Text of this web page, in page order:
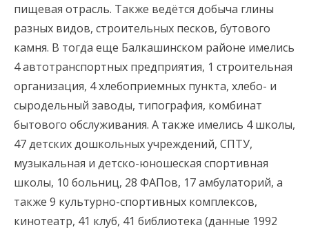
пищевая отрасль. Также ведётся добыча глины
разных видов, строительных песков, бутового
камня. В тогда еще Балкашинском районе имелись
4 автотранспортных предприятия, 1 строительная
организация, 4 хлебоприемных пункта, хлебо- и
сыродельный заводы, типография, комбинат
бытового обслуживания. А также имелись 4 школы,
47 детских дошкольных учреждений, СПТУ,
музыкальная и детско-юношеская спортивная
школы, 10 больниц, 28 ФАПов, 17 амбулаторий, а
также 9 культурно-спортивных комплексов,
кинотеатр, 41 клуб, 41 библиотека (данные 1992